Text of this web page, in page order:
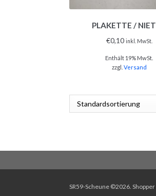
PLAKETTE /
€0,10 inkl. MwSt.
Enthält 19% MwSt.
zzgl. Versand
SR59-Scheune ©2026. Shopper